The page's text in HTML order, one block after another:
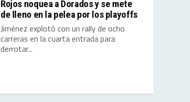
Rojos noquea a Dorados y se mete
de lleno en la pelea por los playoffs
Jiménez explotó con un rally de ocho
carreras en la cuarta entrada para
derrotar...